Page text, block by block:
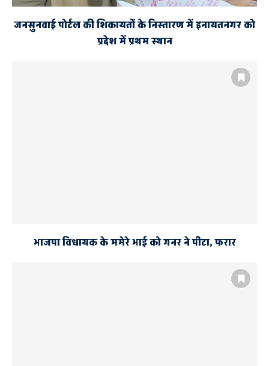
जनसुनवाई पोर्टल की शिकायतों के निस्तारण में इनायतनगर को
प्रदेश में प्रथम स्थान
भाजपा विधायक के ममेरे भाई को गनर ने पीटा, फरार